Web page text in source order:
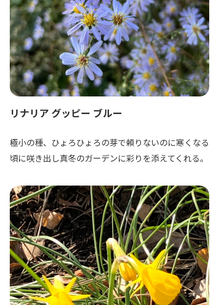
リナリア グッピー ブルー
極小の種、ひょろひょろの芽で頼りないのに寒くなる
頃に咲き出し真冬のガーデンに彩りを添えてくれる。